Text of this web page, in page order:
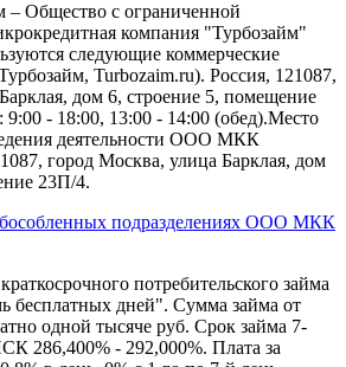
Общество с ограниченной
компания "Турбозайм"
следующие коммерческие
Turbozaim.ru). Россия, 121087,
дом 6, строение 5, помещение
- 18:00, 13:00 - 14:00 (обед).Место
деятельности ООО МКК
город Москва, улица Барклая, дом
23П/4.
подразделениях ООО МКК
потребительского займа
бесплатных дней". Сумма займа от
одной тысяче руб. Срок займа 7-
286,400% - 292,000%. Плата за